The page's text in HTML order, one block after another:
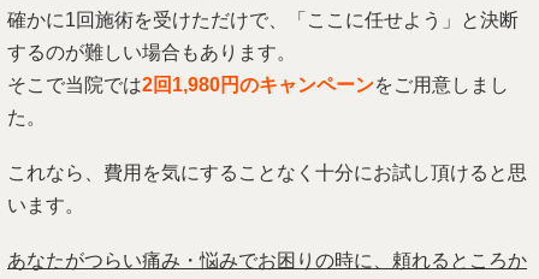
確かに1回施術を受けただけで、「ここに任せよう」と決断
するのが難しい場合もあります。
そこで当院では2回1,980円のキャンペーンをご用意しまし
た。
これなら、費用を気にすることなく十分にお試し頂けると思
います。
あなたがつらい痛み・悩みでお困りの時に、頼れるところか